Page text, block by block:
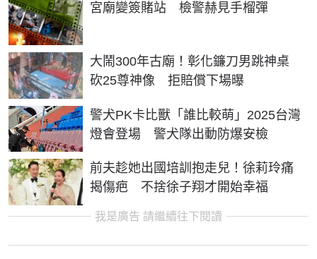
宮廟變簽賭站 檢警赫見手榴彈
大鬧300年古廟！彰化鐮刀男跳神桌
砍25尊神像 拒賠償下場曝
警犬PK卡比獸「誰比較萌」2025台灣
燈會登場 警犬隊出動防爆安檢
前夫趁她出國培訓抱走兒！徐莉玲痛
揭傷疤 不捨徐子翔才開始幸福
我是廣告 請繼續往下閱讀